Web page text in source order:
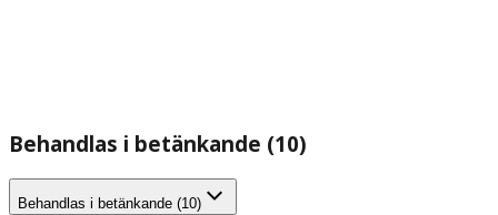
Behandlas i betänkande (10)
Behandlas i betänkande (10)